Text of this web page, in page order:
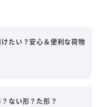
たい？安心＆便利な荷物
ない形？た形？